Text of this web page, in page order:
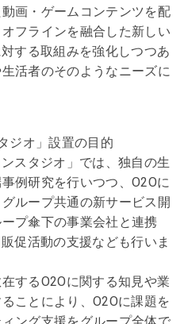
画・ゲームコンテンツを配
フラインを融合した新しい
する取組みを強化しつつあ
活者のそのようなニーズに
ジオ」設置の目的
スタジオ」では、独自の生
例研究を行いつつ、O2Oに
ループ共通の新サービス開
プ傘下の事業会社と連携
促活動の支援なども行いま
するO2Oに関する知見や業
ことにより、O2Oに課題を